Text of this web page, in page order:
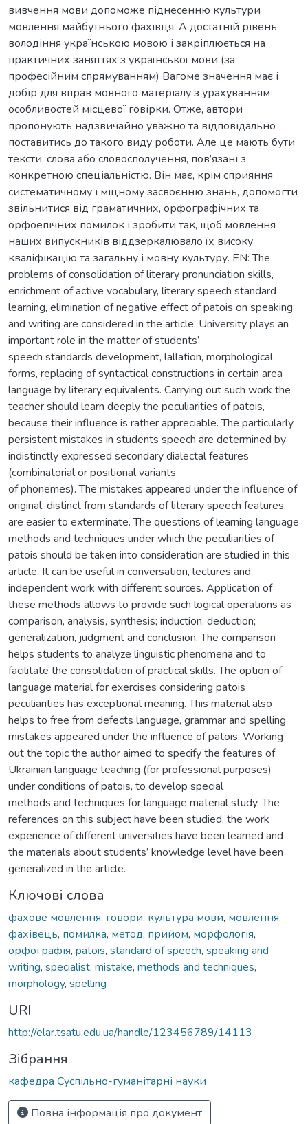
вивчення мови допоможе піднесенню культури
мовлення майбутнього фахівця. А достатній рівень
володіння українською мовою і закріплюється на
практичних заняттях з української мови (за
професійним спрямуванням) Вагоме значення має і
добір для вправ мовного матеріалу з урахуванням
особливостей місцевої говірки. Отже, автори
пропонують надзвичайно уважно та відповідально
поставитись до такого виду роботи. Але це мають бути
тексти, слова або словосполучення, пов’язані з
конкретною спеціальністю. Він має, крім сприяння
систематичному і міцному засвоєнню знань, допомогти
звільнитися від граматичних, орфографічних та
орфоепічних помилок і зробити так, щоб мовлення
наших випускників віддзеркалювало їх високу
кваліфікацію та загальну і мовну культуру. EN: The
problems of consolidation of literary pronunciation skills,
enrichment of active vocabulary, literary speech standard
learning, elimination of negative effect of patois on speaking
and writing are considered in the article. University plays an
important role in the matter of students’
speech standards development, lallation, morphological
forms, replacing of syntactical constructions in certain area
language by literary equivalents. Carrying out such work the
teacher should learn deeply the peculiarities of patois,
because their influence is rather appreciable. The particularly
persistent mistakes in students speech are determined by
indistinctly expressed secondary dialectal features
(combinatorial or positional variants
of phonemes). The mistakes appeared under the influence of
original, distinct from standards of literary speech features,
are easier to exterminate. The questions of learning language
methods and techniques under which the peculiarities of
patois should be taken into consideration are studied in this
article. It can be useful in conversation, lectures and
independent work with different sources. Application of
these methods allows to provide such logical operations as
comparison, analysis, synthesis; induction, deduction;
generalization, judgment and conclusion. The comparison
helps students to analyze linguistic phenomena and to
facilitate the consolidation of practical skills. The option of
language material for exercises considering patois
peculiarities has exceptional meaning. This material also
helps to free from defects language, grammar and spelling
mistakes appeared under the influence of patois. Working
out the topic the author aimed to specify the features of
Ukrainian language teaching (for professional purposes)
under conditions of patois, to develop special
methods and techniques for language material study. The
references on this subject have been studied, the work
experience of different universities have been learned and
the materials about students’ knowledge level have been
generalized in the article.
Ключові слова
фахове мовлення, говори, культура мови, мовлення,
фахівець, помилка, метод, прийом, морфологія,
орфографія, patois, standard of speech, speaking and
writing, specialist, mistake, methods and techniques,
morphology, spelling
URI
http://elar.tsatu.edu.ua/handle/123456789/14113
Зібрання
кафедра Суспільно-гуманітарні науки
Повна інформація про документ